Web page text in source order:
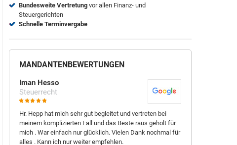
Bundesweite Vertretung vor allen Finanz- und
Steuergerichten
Schnelle Terminvergabe
MANDANTEN­BEWER­TUNGEN
Iman Hesso
Steuerrecht
Hr. Hepp hat mich sehr gut begleitet und vertreten bei
meinem komplizierten Fall und das Beste raus geholt für
mich . War einfach nur glücklich. Vielen Dank nochmal für
alles . Kann ich nur weiter empfehlen.